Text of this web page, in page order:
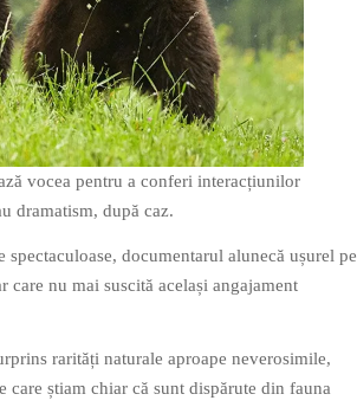
vocea pentru a conferi interacțiunilor
dramatism, după caz.
documentarul alunecă ușurel pe
nu mai suscită același angajament
rarități naturale aproape neverosimile,
știam chiar că sunt dispărute din fauna